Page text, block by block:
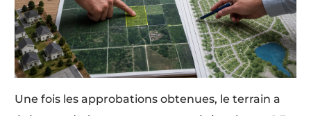
Une fois les approbations obtenues, le terrain a